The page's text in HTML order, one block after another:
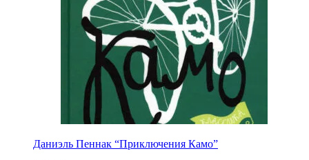
Даниэль Пеннак “Приключения Камо”